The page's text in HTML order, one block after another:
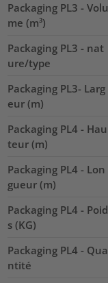
Packaging PL3 - Volu
me (m³)
Packaging PL3 - nat
ure/type
Packaging PL3- Larg
eur (m)
Packaging PL4 - Hau
teur (m)
Packaging PL4 - Lon
gueur (m)
Packaging PL4 - Poid
s (KG)
Packaging PL4 - Qua
ntité